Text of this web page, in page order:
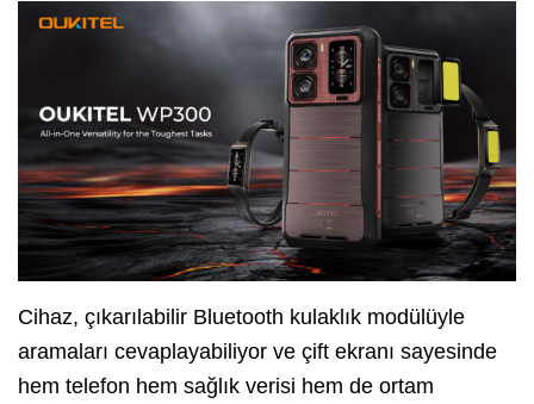
Cihaz, çıkarılabilir Bluetooth kulaklık modülüyle
aramaları cevaplayabiliyor ve çift ekranı sayesinde
hem telefon hem sağlık verisi hem de ortam